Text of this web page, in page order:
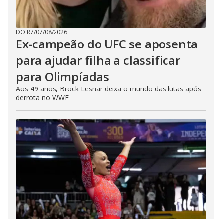
DO R7/07/08/2026
Ex-campeão do UFC se aposenta
para ajudar filha a classificar
para Olimpíadas
Aos 49 anos, Brock Lesnar deixa o mundo das lutas após
derrota no WWE